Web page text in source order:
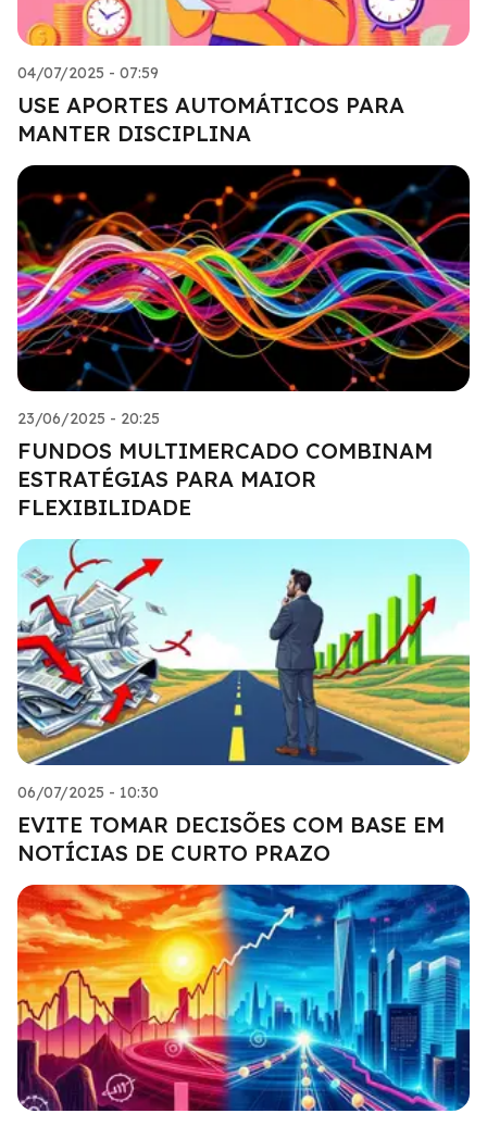
04/07/2025 - 07:59
USE APORTES AUTOMÁTICOS PARA
MANTER DISCIPLINA
23/06/2025 - 20:25
FUNDOS MULTIMERCADO COMBINAM
ESTRATÉGIAS PARA MAIOR
FLEXIBILIDADE
06/07/2025 - 10:30
EVITE TOMAR DECISÕES COM BASE EM
NOTÍCIAS DE CURTO PRAZO